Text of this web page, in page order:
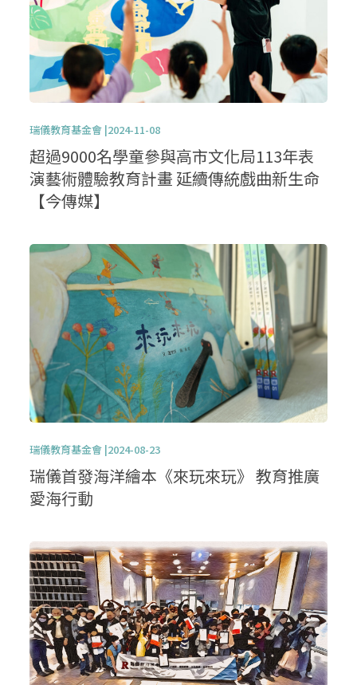
瑞儀教育基金會 |2024-11-08
超過9000名學童參與高市文化局113年表
演藝術體驗教育計畫 延續傳統戲曲新生命
【今傳媒】
瑞儀教育基金會 |2024-08-23
瑞儀首發海洋繪本《來玩來玩》 教育推廣
愛海行動